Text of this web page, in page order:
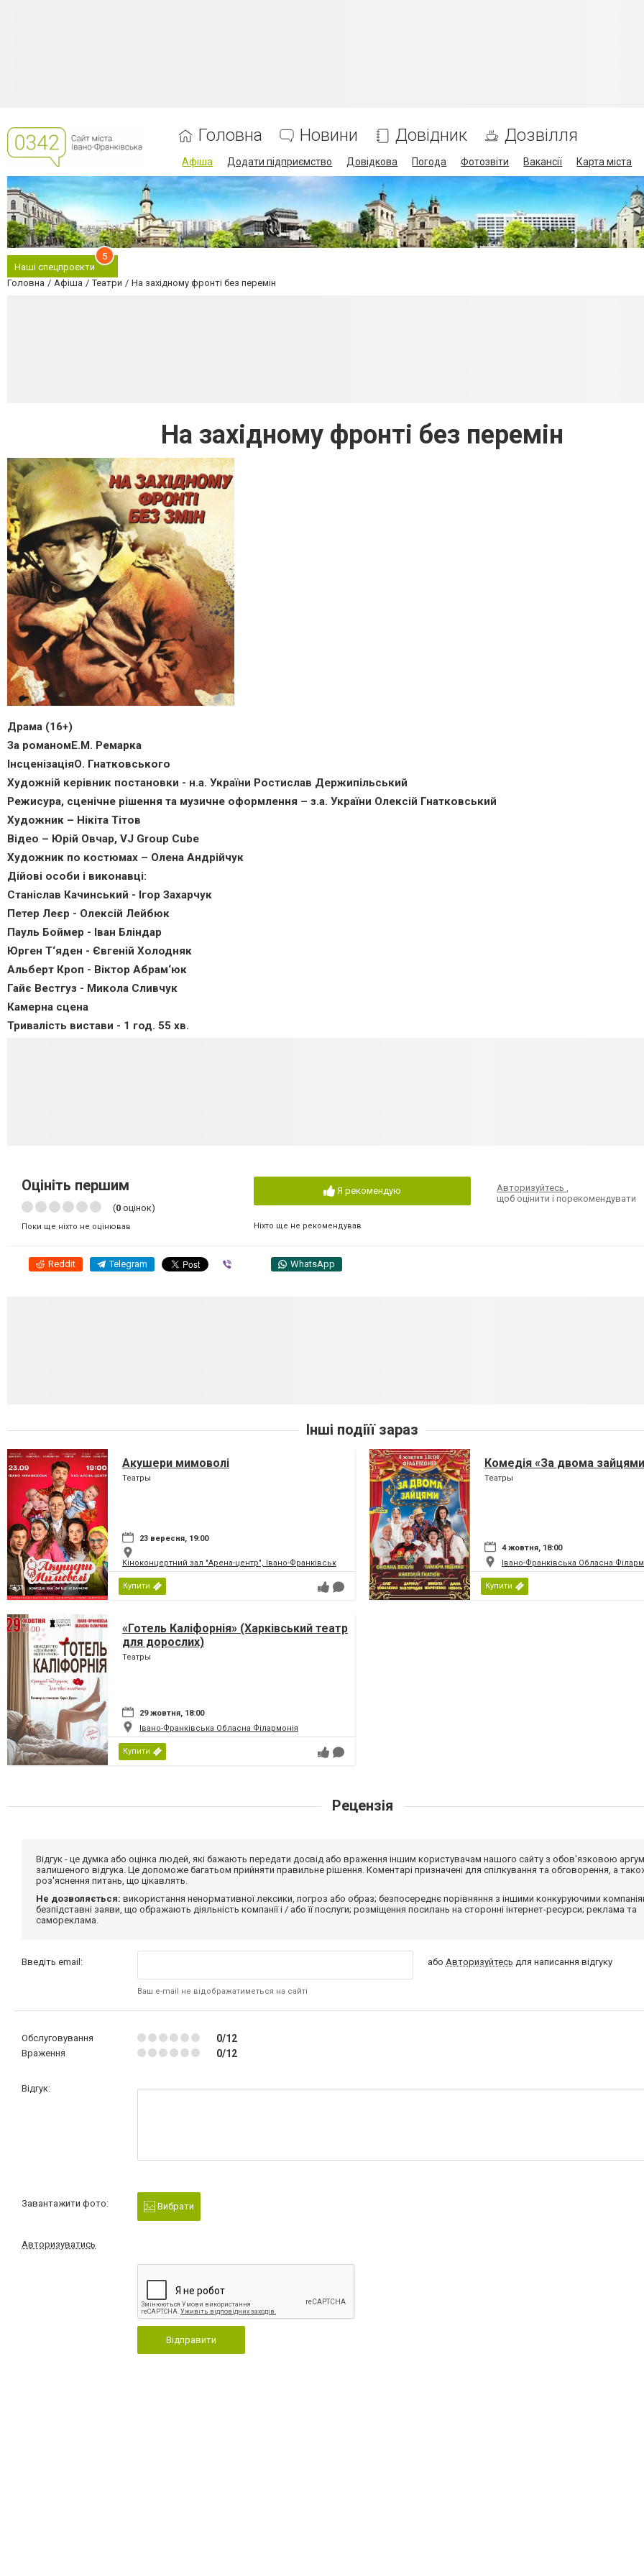
Головна Новини Довідник Дозвілля
Афіша Додати підприємство Довідкова Погода Фотозвіти Вакансії Карта міста
Наші спецпроєкти
5
Головна Афіша Театри На західному фронті без перемін
На західному фронті без перемін
Драма (16+)
За романомЕ.М. Ремарка
ІнсценізаціяО. Гнатковського
Художній керівник постановки - н.а. України Ростислав Держипільський
Режисура, сценічне рішення та музичне оформлення – з.а. України Олексій Гнатковський
Художник – Нікіта Тітов
Відео – Юрій Овчар, VJ Group Cube
Художник по костюмах – Олена Андрійчук
Дійові особи і виконавці:
Станіслав Качинський - Ігор Захарчук
Петер Леєр - Олексій Лейбюк
Пауль Боймер - Іван Бліндар
Юрген Т‘яден - Євгеній Холодняк
Альберт Кроп - Віктор Абрам‘юк
Гайє Вестгуз - Микола Сливчук
Камерна сцена
Тривалість вистави - 1 год. 55 хв.
Оцініть першим
(0 оцінок)
Поки ще ніхто не оцінював
Я рекомендую
Ніхто ще не рекомендував
Авторизуйтесь
щоб оцінити і порекомендувати
Reddit Telegram WhatsApp
Інші подіїї зараз
Акушери мимоволі
Театры
23 вересня, 19:00
Кіноконцертний зал "Арена-центр", Івано-Франківськ
Купити
Комедія «За двома
Театры
4 жовтня, 18:00
Івано-Франківська Обласна
Купити
«Готель Каліфорнія» (Харківський театр
для дорослих)
Театры
29 жовтня, 18:00
Івано-Франківська Обласна Філармонія
Купити
Рецензія
Відгук - це думка або оцінка людей, які бажають передати досвід або враження іншим користувачам нашого сайту з обов'язковою
залишеного відгука. Це допоможе багатьом прийняти правильне рішення. Коментарі призначені для спілкування та обговорення, а
роз'яснення питань, що цікавлять.
Не дозволяється: використання ненормативної лексики, погроз або образ; безпосереднє порівняння з іншими конкуруючими
безпідставні заяви, що ображають діяльність компанії і / або її послуги; розміщення посилань на сторонні інтернет-ресурси; реклама та
самореклама.
Введіть email:
Ваш e-mail не відображатиметься на сайті
або Авторизуйтесь для написання відгуку
Обслуговування 0/12
Враження 0/12
Відгук:
Завантажити фото: Вибрати
Авторизуватись
Відправити